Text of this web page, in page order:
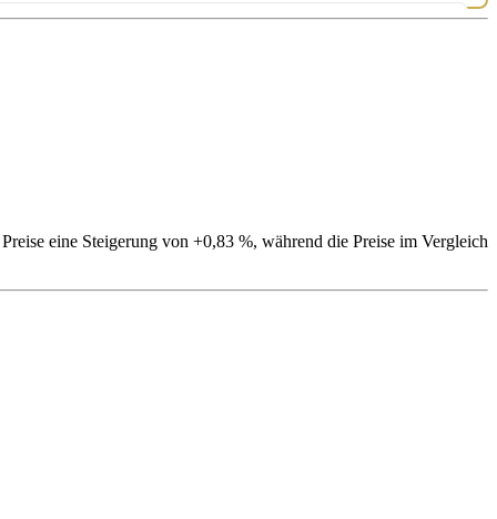
eine Steigerung von +0,83 %, während die Preise im Vergleich